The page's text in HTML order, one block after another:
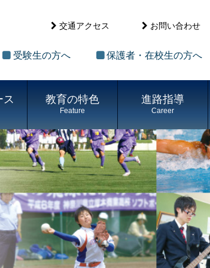
交通アクセス お問い合わせ
受験生の方へ 保護者・在校生の方へ
ス 教育の特色
Feature
進路指導
Career